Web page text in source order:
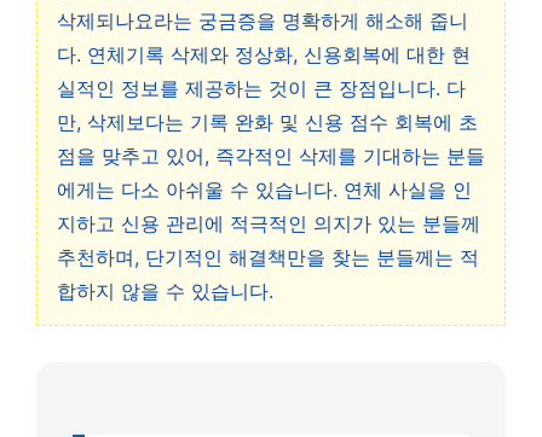
삭제되나요라는 궁금증을 명확하게 해소해 줍니
다. 연체기록 삭제와 정상화, 신용회복에 대한 현
실적인 정보를 제공하는 것이 큰 장점입니다. 다
만, 삭제보다는 기록 완화 및 신용 점수 회복에 초
점을 맞추고 있어, 즉각적인 삭제를 기대하는 분들
에게는 다소 아쉬울 수 있습니다. 연체 사실을 인
지하고 신용 관리에 적극적인 의지가 있는 분들께
추천하며, 단기적인 해결책만을 찾는 분들께는 적
합하지 않을 수 있습니다.